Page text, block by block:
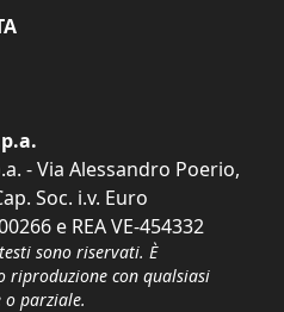
- Via Alessandro Poerio,
Soc. i.v. Euro
e REA VE-454332
sono riservati. È
riproduzione con qualsiasi
parziale.